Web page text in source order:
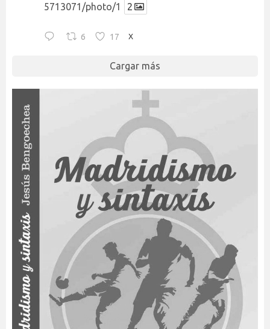
5713071/photo/1
2
6 17 X
Cargar más